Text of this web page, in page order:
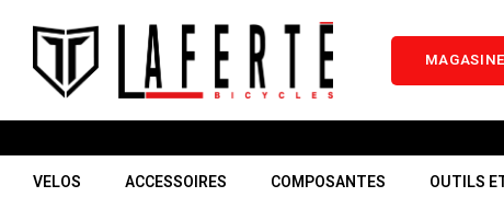
VELOS ACCESSOIRES COMPOSANTES OUTILS